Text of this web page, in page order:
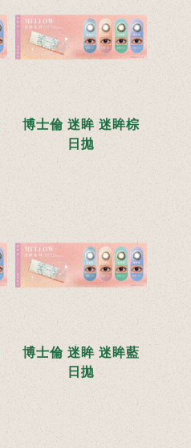
博士倫 迷眸 迷眸棕
日拋
博士倫 迷眸 迷眸藍
日拋